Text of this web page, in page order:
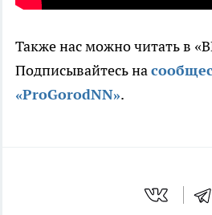
Также нас можно читать в
Подписывайтесь на
«ProGorodNN».